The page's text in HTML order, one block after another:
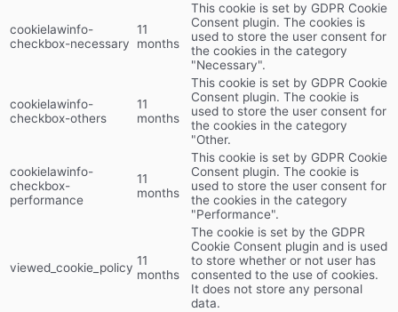
cookielawinfo-
checkbox-necessary
11
months
This cookie is set by GDPR Cookie
Consent plugin. The cookies is
used to store the user consent for
the cookies in the category
"Necessary".
cookielawinfo-
checkbox-others
11
months
This cookie is set by GDPR Cookie
Consent plugin. The cookie is
used to store the user consent for
the cookies in the category
"Other.
cookielawinfo-
checkbox-
performance
11
months
This cookie is set by GDPR Cookie
Consent plugin. The cookie is
used to store the user consent for
the cookies in the category
"Performance".
viewed_cookie_policy 11
months
The cookie is set by the GDPR
Cookie Consent plugin and is used
to store whether or not user has
consented to the use of cookies.
It does not store any personal
data.